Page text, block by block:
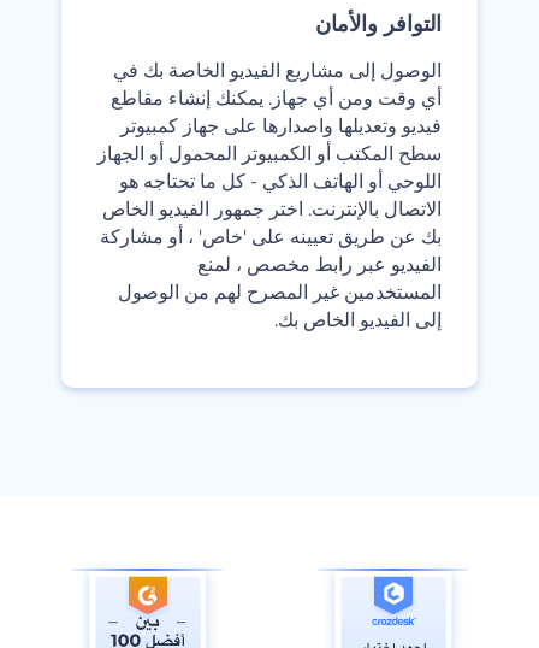
‫التوافر والأمان‬
‫الوصول إلى مشاريع الفيديو الخاصة بك في
أي وقت ومن أي جهاز. يمكنك إنشاء مقاطع
فيديو وتعديلها واصدارها على جهاز كمبيوتر
سطح المكتب أو الكمبيوتر المحمول أو الجهاز
اللوحي أو الهاتف الذكي - كل ما تحتاجه هو
الاتصال بالإنترنت. اختر جمهور الفيديو الخاص
بك عن طريق تعيينه على 'خاص' ، أو مشاركة
الفيديو عبر رابط مخصص ، لمنع
المستخدمين غير المصرح لهم من الوصول
إلى الفيديو الخاص بك.‬